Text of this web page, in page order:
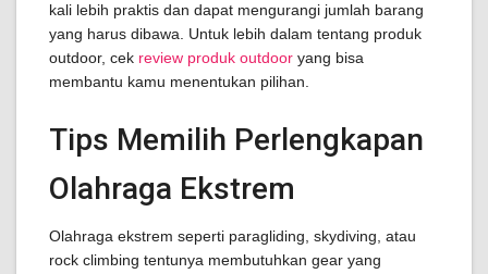
kali lebih praktis dan dapat mengurangi jumlah barang
yang harus dibawa. Untuk lebih dalam tentang produk
outdoor, cek review produk outdoor yang bisa
membantu kamu menentukan pilihan.
Tips Memilih Perlengkapan
Olahraga Ekstrem
Olahraga ekstrem seperti paragliding, skydiving, atau
rock climbing tentunya membutuhkan gear yang